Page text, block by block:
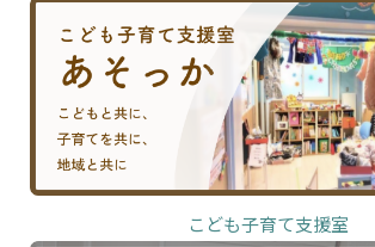
こども子育て支援室